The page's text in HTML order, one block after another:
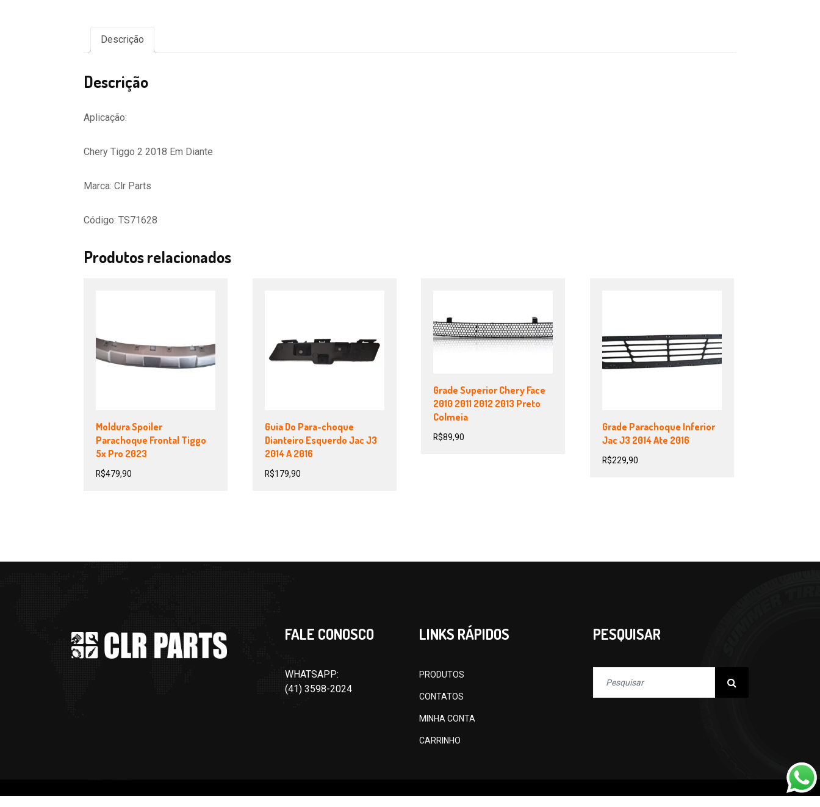
Descrição
Descrição
Aplicação:
Chery Tiggo 2 2018 Em Diante
Marca: Clr Parts
Código: TS71628
Produtos relacionados
Moldura Spoiler
Parachoque Frontal Tiggo
5x Pro 2023
R$479,90
Guia Do Para-choque
Dianteiro Esquerdo Jac J3
2014 A 2016
R$179,90
Grade Superior Chery Face
2010 2011 2012 2013 Preto
Colmeia
R$89,90
Grade Parachoque Inferior
Jac J3 2014 Ate 2016
R$229,90
FALE CONOSCO
WHATSAPP:
(41) 3598-2024
LINKS RÁPIDOS
PRODUTOS
CONTATOS
MINHA CONTA
CARRINHO
PESQUISAR